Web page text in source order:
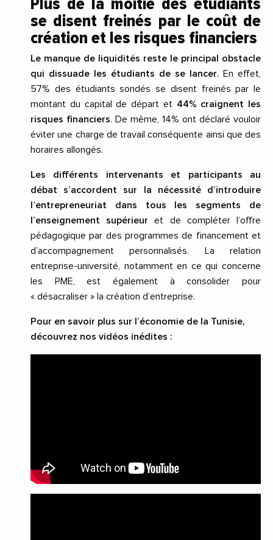
se disent freinés par le coût de
création et les risques financiers
Le manque de liquidités reste le principal obstacle
qui dissuade les étudiants de se lancer. En effet,
57% des étudiants sondés se disent freinés par le
montant du capital de départ et 44% craignent les
risques financiers. De même, 14% ont déclaré vouloir
éviter une charge de travail conséquente ainsi que des
horaires allongés.
Les différents intervenants et participants au
débat s’accordent sur la nécessité d’introduire
l’entrepreneuriat dans tous les segments de
l’enseignement supérieur et de compléter l’offre
pédagogique par des programmes de financement et
d’accompagnement personnalisés. La relation
entreprise-université, notamment en ce qui concerne
les PME, est également à consolider pour
« désacraliser » la création d’entreprise.
Pour en savoir plus sur l’économie de la Tunisie,
découvrez nos vidéos inédites :